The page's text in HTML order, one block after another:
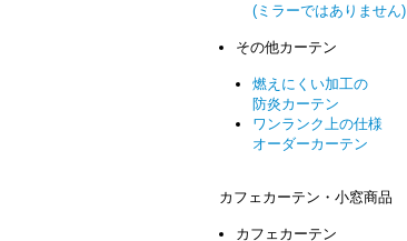
(ミラーではありません)
その他カーテン
燃えにくい加工の
防炎カーテン
ワンランク上の仕様
オーダーカーテン
カフェカーテン・小窓商品
カフェカーテン